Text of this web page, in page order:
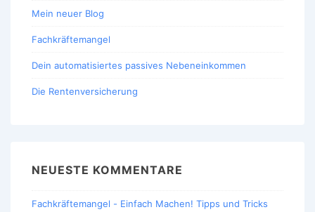
Mein neuer Blog
Fachkräftemangel
Dein automatisiertes passives Nebeneinkommen
Die Rentenversicherung
NEUESTE KOMMENTARE
Fachkräftemangel - Einfach Machen! Tipps und Tricks